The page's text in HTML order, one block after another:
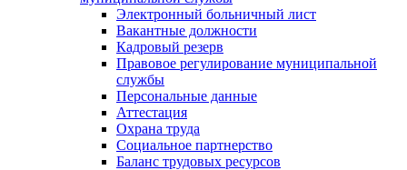
Электронный больничный лист
Вакантные должности
Кадровый резерв
Правовое регулирование муниципальной
службы
Персональные данные
Аттестация
Охрана труда
Социальное партнерство
Баланс трудовых ресурсов